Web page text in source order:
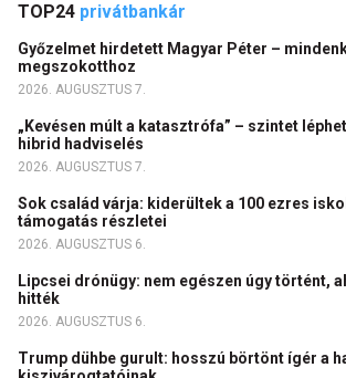
TOP24 privátbankár
Győzelmet hirdetett Magyar Péter –
megszokotthoz
2026. AUGUSZTUS 7.
„Kevésen múlt a katasztrófa” – szintet
hibrid hadviselés
2026. AUGUSZTUS 7.
Sok család várja: kiderültek a 100 ezres
támogatás részletei
2026. AUGUSZTUS 6.
Lipcsei drónügy: nem egészen úgy történt,
hitték
2026. AUGUSZTUS 6.
Trump dühbe gurult: hosszú börtönt ígér a